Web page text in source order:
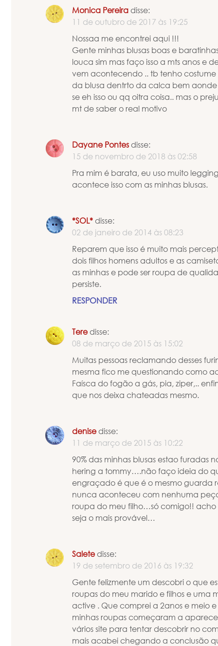
Monica Pereira disse:
11 de outubro de 2017 às 19:25
Nossaa me encontrei aqui !!!
Gente minhas blusas boas e
louca sim mas faço isso a mts anos e
vem acontecendo .. tb tenho
da blusa dentrto da calca bem
se eh isso ou qq oitra coisa.. mas o
mt de saber o real motivo
Dayane Pontes disse:
15 de novembro de 2018 às 02:58
Pra mim é barata, eu uso muito
acontece isso com as minhas blusas.
*SOL* disse:
02 de janeiro de 2014 às 08:23
Reparem que isso é muito mais
dois filhos homens adultos e as
as minhas e pode ser roupa de
persiste.
RESPONDER
Teredisse:
08 de março de 2015 às 15:02
Muitas pessoas reclamando desses
mesma fico me questionando como
Faísca do fogão a gás, pia, ziper,..
que nos deixa chateadas mesmo.
denisedisse:
11 de março de 2015 às 10:22
90% das minhas blusas estao furadas
hering a tommy….não faço ideia do
engraçado é que é o mesmo guarda
nunca aconteceu com nenhuma
roupa do meu filho…só comigo!!
seja o mais provável…
Saletedisse:
19 de setembro de 2016 às 19:32
Gente felizmente um descobri o que
roupas do meu marido e filhos e uma
active . Que comprei a 2anos e meio
minhas roupas começaram a
vários site para tentar descobrir no
mais acabei chegando a conclusão